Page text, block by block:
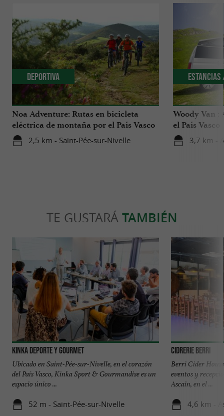
Noa Adventure: Rutas en bicicleta
eléctrica de montaña por el País Vasco
2,5 km - Saint-Pée-sur-Nivelle
Deportiva
Woody Van
el País Vasco
3,7 km -
Estancias
TE GUSTARÁ TAMBIÉN
Kinka Deporte y Gourmet
Ubicado en Saint-Pée-sur-Nivelle, en el corazón
del País Vasco, Kinka Sport & Gourmandise es un
espacio único ...
52 m - Saint-Pée-sur-Nivelle
Cidrerie Berri
Berri Cider
eventos y
Ascain, en el ...
4,6 km -